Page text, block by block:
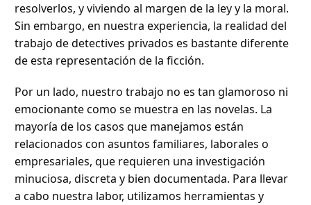
resolverlos, y viviendo al margen de la ley y la moral.
Sin embargo, en nuestra experiencia, la realidad del
trabajo de detectives privados es bastante diferente
de esta representación de la ficción.
Por un lado, nuestro trabajo no es tan glamoroso ni
emocionante como se muestra en las novelas. La
mayoría de los casos que manejamos están
relacionados con asuntos familiares, laborales o
empresariales, que requieren una investigación
minuciosa, discreta y bien documentada. Para llevar
a cabo nuestra labor, utilizamos herramientas y